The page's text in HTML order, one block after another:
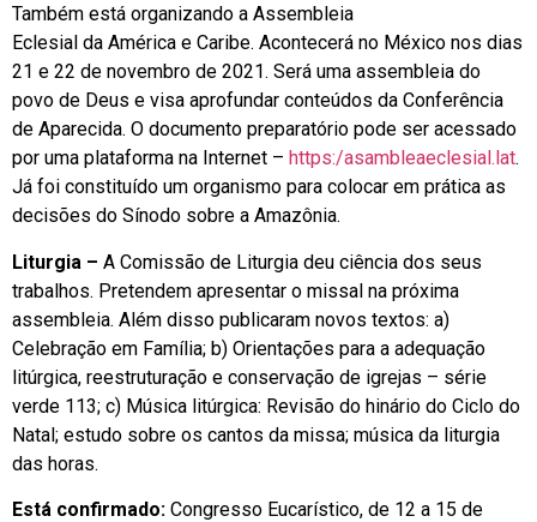
Também está organizando a Assembleia
Eclesial da América e Caribe. Acontecerá no México nos dias
21 e 22 de novembro de 2021. Será uma assembleia do
povo de Deus e visa aprofundar conteúdos da Conferência
de Aparecida. O documento preparatório pode ser acessado
por uma plataforma na Internet – https:/asambleaeclesial.lat.
Já foi constituído um organismo para colocar em prática as
decisões do Sínodo sobre a Amazônia.
Liturgia – A Comissão de Liturgia deu ciência dos seus
trabalhos. Pretendem apresentar o missal na próxima
assembleia. Além disso publicaram novos textos: a)
Celebração em Família; b) Orientações para a adequação
litúrgica, reestruturação e conservação de igrejas – série
verde 113; c) Música litúrgica: Revisão do hinário do Ciclo do
Natal; estudo sobre os cantos da missa; música da liturgia
das horas.
Está confirmado: Congresso Eucarístico, de 12 a 15 de